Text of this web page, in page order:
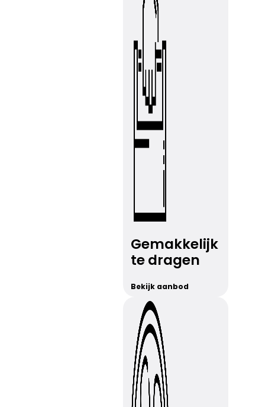
Gemakkelijk
te dragen
Bekijk aanbod